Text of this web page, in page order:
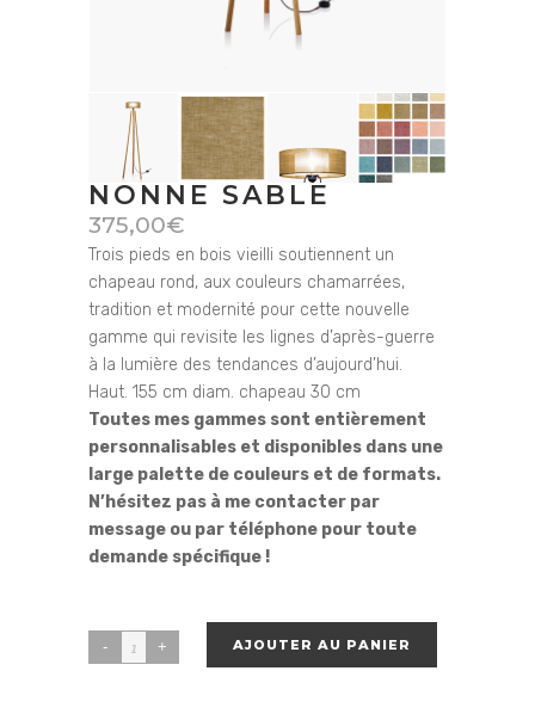
NONNE SABLE
375,00€
Trois pieds en bois vieilli soutiennent un
chapeau rond, aux couleurs chamarrées,
tradition et modernité pour cette nouvelle
gamme qui revisite les lignes d’après-guerre
à la lumière des tendances d’aujourd’hui.
Haut. 155 cm diam. chapeau 30 cm
Toutes mes gammes sont entièrement
personnalisables et disponibles dans une
large palette de couleurs et de formats.
N’hésitez pas à me contacter par
message ou par téléphone pour toute
demande spécifique !
Nonne
AJOUTER AU PANIER